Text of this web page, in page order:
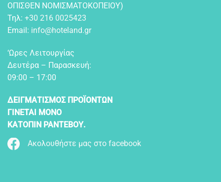
OΠIΣΘEN NOMIΣMATOKOΠEIOY)
Τηλ: +30 216 0025423
Email: info@hoteland.gr
‘Ωρες Λειτουργίας
Δευτέρα – Παρασκευή:
09:00 – 17:00
ΔΕΙΓΜΑΤΙΣΜΟΣ ΠΡΟΪΟΝΤΩΝ
ΓΙΝΕΤΑΙ ΜΟΝΟ
ΚΑΤΟΠΙΝ ΡΑΝΤΕΒΟΥ.
Ακολουθήστε μας στο facebook